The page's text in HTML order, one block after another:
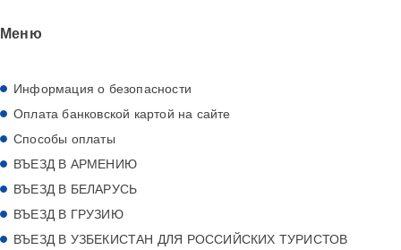
Меню
Информация о безопасности
Оплата банковской картой на сайте
Способы оплаты
ВЪЕЗД В АРМЕНИЮ
ВЪЕЗД В БЕЛАРУСЬ
ВЪЕЗД В ГРУЗИЮ
ВЪЕЗД В УЗБЕКИСТАН ДЛЯ РОССИЙСКИХ ТУРИСТОВ